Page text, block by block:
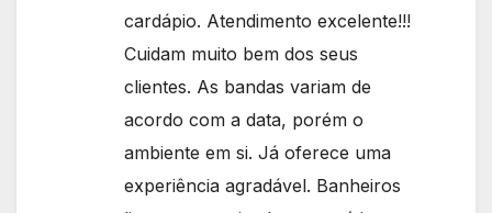
cardápio. Atendimento excelente!!!
Cuidam muito bem dos seus
clientes. As bandas variam de
acordo com a data, porém o
ambiente em si. Já oferece uma
experiência agradável. Banheiros